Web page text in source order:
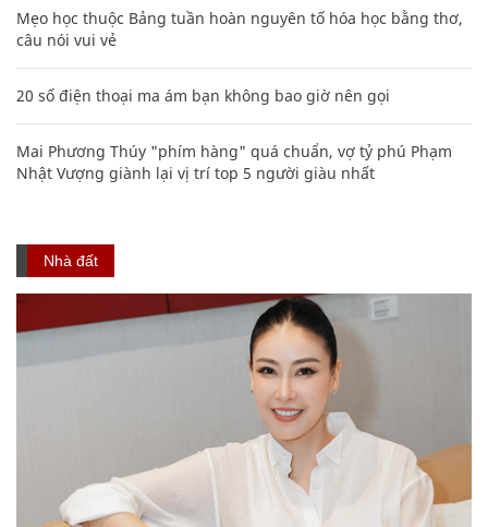
Mẹo học thuộc Bảng tuần hoàn nguyên tố hóa học bằng thơ,
câu nói vui vẻ
20 số điện thoại ma ám bạn không bao giờ nên gọi
Mai Phương Thúy "phím hàng" quá chuẩn, vợ tỷ phú Phạm
Nhật Vượng giành lại vị trí top 5 người giàu nhất
Nhà đất